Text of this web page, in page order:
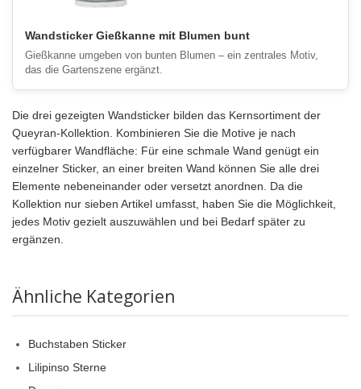
Wandsticker Gießkanne mit Blumen bunt
Gießkanne umgeben von bunten Blumen – ein zentrales Motiv,
das die Gartenszene ergänzt.
Die drei gezeigten Wandsticker bilden das Kernsortiment der
Queyran-Kollektion. Kombinieren Sie die Motive je nach
verfügbarer Wandfläche: Für eine schmale Wand genügt ein
einzelner Sticker, an einer breiten Wand können Sie alle drei
Elemente nebeneinander oder versetzt anordnen. Da die
Kollektion nur sieben Artikel umfasst, haben Sie die Möglichkeit,
jedes Motiv gezielt auszuwählen und bei Bedarf später zu
ergänzen.
Ähnliche Kategorien
Buchstaben Sticker
Lilipinso Sterne